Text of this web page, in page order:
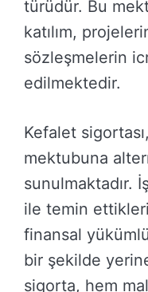
türüdür. Bu
katılım,
sözleşmelerin
edilmektedir.
Kefalet
mektubuna
sunulmaktadır.
ile temin
finansal
bir şekilde
sigorta, hem